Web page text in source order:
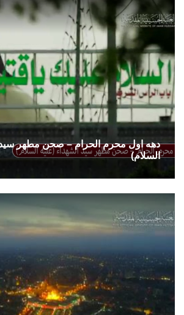
دهه اول محرم الحرام – صحن مطهر سید
السلام)